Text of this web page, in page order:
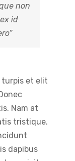
non
id
turpis et elit
Nam at
tristique.
dapibus